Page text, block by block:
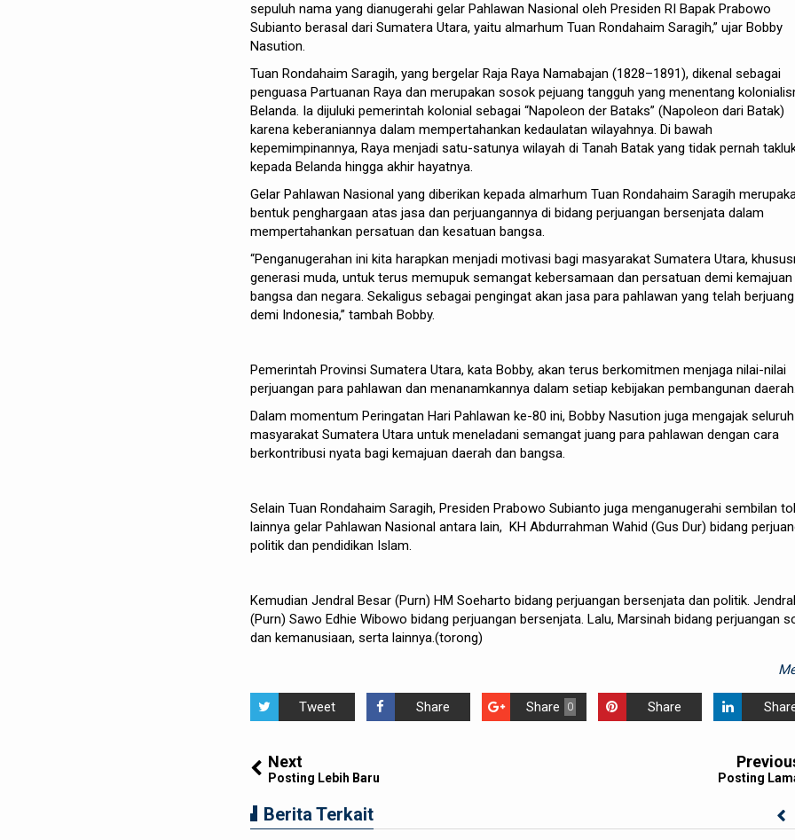
sepuluh nama yang dianugerahi gelar Pahlawan Nasional oleh Presiden RI Bapak Prabowo
Subianto berasal dari Sumatera Utara, yaitu almarhum Tuan Rondahaim Saragih,” ujar Bobby
Nasution.
Tuan Rondahaim Saragih, yang bergelar Raja Raya Namabajan (1828–1891), dikenal sebagai
penguasa Partuanan Raya dan merupakan sosok pejuang tangguh yang menentang
Belanda. Ia dijuluki pemerintah kolonial sebagai “Napoleon der Bataks” (Napoleon dari Batak)
karena keberaniannya dalam mempertahankan kedaulatan wilayahnya. Di bawah
kepemimpinannya, Raya menjadi satu-satunya wilayah di Tanah Batak yang tidak pernah
kepada Belanda hingga akhir hayatnya.
Gelar Pahlawan Nasional yang diberikan kepada almarhum Tuan Rondahaim Saragih
bentuk penghargaan atas jasa dan perjuangannya di bidang perjuangan bersenjata dalam
mempertahankan persatuan dan kesatuan bangsa.
“Penganugerahan ini kita harapkan menjadi motivasi bagi masyarakat Sumatera Utara,
generasi muda, untuk terus memupuk semangat kebersamaan dan persatuan demi kemajuan
bangsa dan negara. Sekaligus sebagai pengingat akan jasa para pahlawan yang telah berjuang
demi Indonesia,” tambah Bobby.
Pemerintah Provinsi Sumatera Utara, kata Bobby, akan terus berkomitmen menjaga nilai-nilai
perjuangan para pahlawan dan menanamkannya dalam setiap kebijakan pembangunan daerah.
Dalam momentum Peringatan Hari Pahlawan ke-80 ini, Bobby Nasution juga mengajak seluruh
masyarakat Sumatera Utara untuk meneladani semangat juang para pahlawan dengan cara
berkontribusi nyata bagi kemajuan daerah dan bangsa.
Selain Tuan Rondahaim Saragih, Presiden Prabowo Subianto juga menganugerahi sembilan
lainnya gelar Pahlawan Nasional antara lain, KH Abdurrahman Wahid (Gus Dur) bidang
politik dan pendidikan Islam.
Kemudian Jendral Besar (Purn) HM Soeharto bidang perjuangan bersenjata dan politik. Jendral
(Purn) Sawo Edhie Wibowo bidang perjuangan bersenjata. Lalu, Marsinah bidang perjuangan
dan kemanusiaan, serta lainnya.(torong)
Tweet Share 0
Share Share
Next
Posting Lebih Baru Posting
Berita Terkait